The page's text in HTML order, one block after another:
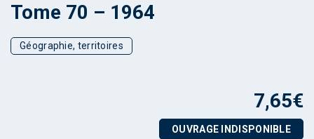
Tome 70 – 1964
Géographie, territoires
7,65€
OUVRAGE INDISPONIBLE